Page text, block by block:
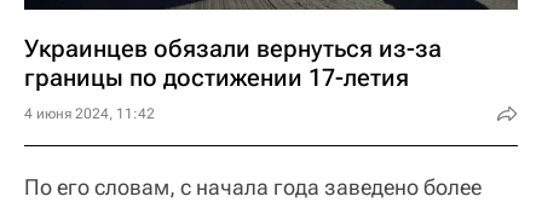
Украинцев обязали вернуться из-за
границы по достижении 17-летия
4 июня 2024, 11:42
По его словам, с начала года заведено более